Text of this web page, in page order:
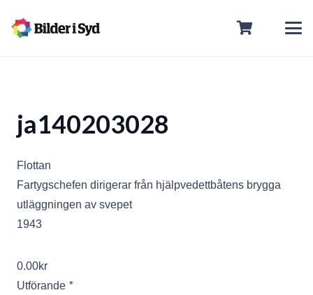
ja140203028
Flottan
Fartygschefen dirigerar från hjälpvedettbåtens brygga
utläggningen av svepet
1943
0.00kr
Utförande *